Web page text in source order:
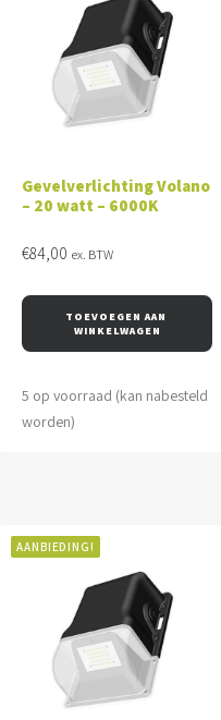
Gevelverlichting Volano
– 20 watt – 6000K
€84,00 ex. BTW
TOEVOEGEN AAN
WINKELWAGEN
5 op voorraad (kan nabesteld
worden)
AANBIEDING!